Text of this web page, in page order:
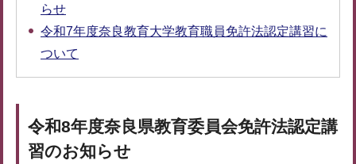
らせ
令和7年度奈良教育大学教育職員免許法認定講習に
ついて
令和8年度奈良県教育委員会免許法認定講
習のお知らせ